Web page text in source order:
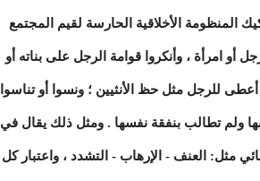
المنظومة الأخلاقية الحارسة لقيم المجتمع
امرأة ، وأنكروا قوامة الرجل على بناته أو
للرجل مثل حظ الأنثيين ؛ ونسوا أو تناسوا
ولم تطالب بنفقة نفسها . ومثل ذلك يقال في
مثل: العنف - الإرهاب - التشدد ، واعتبار كل